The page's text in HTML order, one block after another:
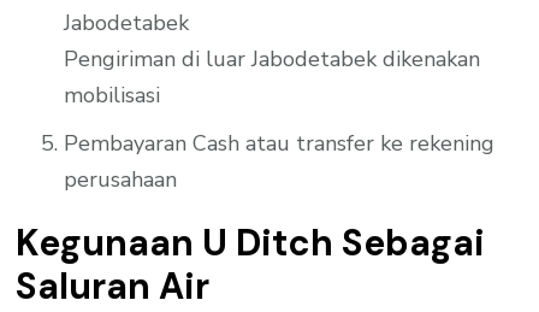
Jabodetabek
Pengiriman di luar Jabodetabek dikenakan
mobilisasi
Pembayaran Cash atau transfer ke rekening
perusahaan
Kegunaan U Ditch Sebagai
Saluran Air